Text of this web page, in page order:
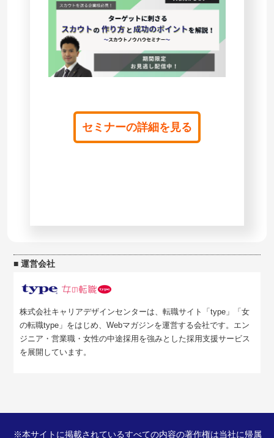
セミナーの詳細を見る
■ 運営会社
株式会社キャリアデザインセンターは、転職サイト「type」「女
の転職type」をはじめ、Webマガジンを運営する会社です。エン
ジニア・営業職・女性の中途採用を強みとした採用支援サービス
を展開しています。
※本サイトに掲載されているすべての内容の著作権は当社に帰属